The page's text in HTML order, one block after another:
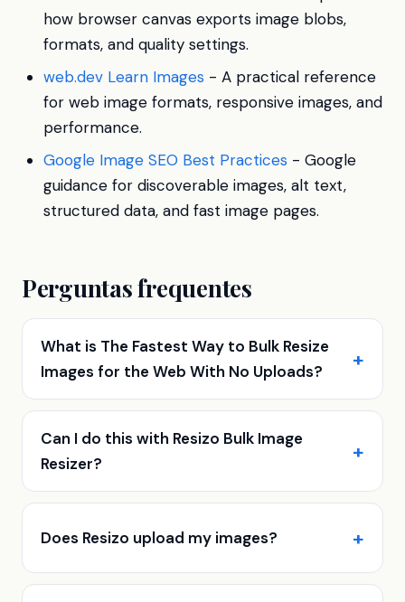
how browser canvas exports image blobs,
formats, and quality settings.
web.dev Learn Images - A practical reference
for web image formats, responsive images, and
performance.
Google Image SEO Best Practices - Google
guidance for discoverable images, alt text,
structured data, and fast image pages.
Perguntas frequentes
What is The Fastest Way to Bulk Resize
Images for the Web With No Uploads?
Can I do this with Resizo Bulk Image
Resizer?
Does Resizo upload my images?